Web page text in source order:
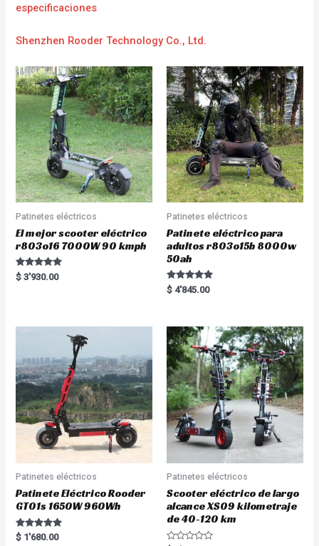
especificaciones
Shenzhen Rooder Technology Co., Ltd.
Patinetes eléctricos
El mejor scooter eléctrico
r803o16 7000W 90 kmph
Rated
5.00
$ 3'930.00
Patinetes eléctricos
Patinete eléctrico para
adultos r803o15b 8000w
50ah
Rated
5.00
$ 4'845.00
Patinetes eléctricos
Patinete Eléctrico Rooder
GT01s 1650W 960Wh
Rated
5.00
$ 1'680.00
Patinetes eléctricos
Scooter eléctrico de largo
alcance XS09 kilometraje
de 40-120 km